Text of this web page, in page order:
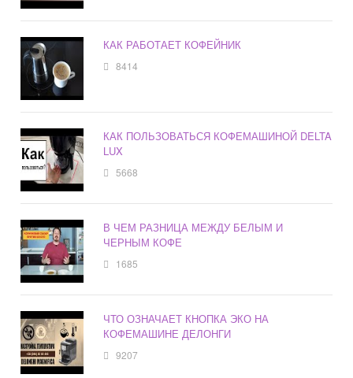
КАК РАБОТАЕТ КОФЕЙНИК
8414
КАК ПОЛЬЗОВАТЬСЯ КОФЕМАШИНОЙ DELTA
LUX
5668
В ЧЕМ РАЗНИЦА МЕЖДУ БЕЛЫМ И
ЧЕРНЫМ КОФЕ
1685
ЧТО ОЗНАЧАЕТ КНОПКА ЭКО НА
КОФЕМАШИНЕ ДЕЛОНГИ
9207